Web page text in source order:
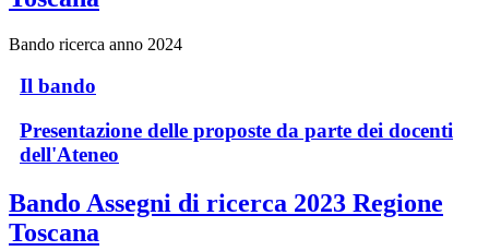
Bando ricerca anno 2024
Il bando
Presentazione delle proposte da parte dei docenti
dell'Ateneo
Bando Assegni di ricerca 2023 Regione
Toscana